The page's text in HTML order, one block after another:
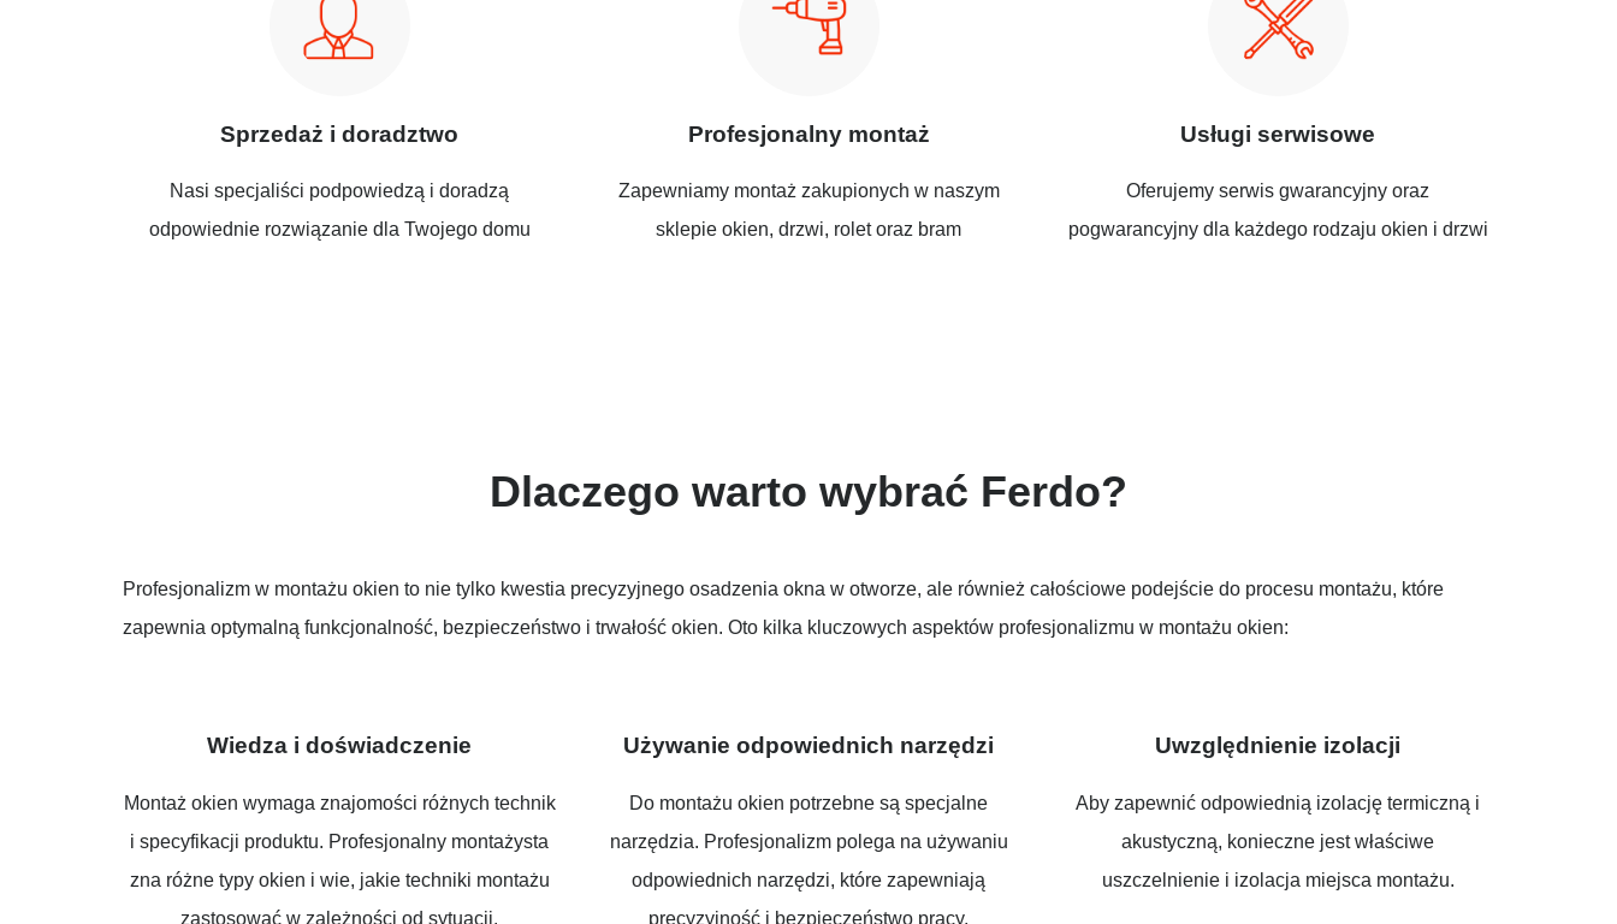
Sprzedaż i doradztwo
Nasi specjaliści podpowiedzą i doradzą
odpowiednie rozwiązanie dla Twojego domu
Profesjonalny montaż
Zapewniamy montaż zakupionych w naszym
sklepie okien, drzwi, rolet oraz bram
Usługi serwisowe
Oferujemy serwis gwarancyjny oraz
pogwarancyjny dla każdego rodzaju okien i drzwi
Dlaczego warto wybrać Ferdo?
Profesjonalizm w montażu okien to nie tylko kwestia precyzyjnego osadzenia okna w otworze, ale również całościowe podejście do procesu montażu, które
zapewnia optymalną funkcjonalność, bezpieczeństwo i trwałość okien. Oto kilka kluczowych aspektów profesjonalizmu w montażu okien:
Wiedza i doświadczenie
Montaż okien wymaga znajomości różnych technik
i specyfikacji produktu. Profesjonalny montażysta
zna różne typy okien i wie, jakie techniki montażu
zastosować w zależności od sytuacji.
Używanie odpowiednich narzędzi
Do montażu okien potrzebne są specjalne
narzędzia. Profesjonalizm polega na używaniu
odpowiednich narzędzi, które zapewniają
precyzyjność i bezpieczeństwo pracy.
Uwzględnienie izolacji
Aby zapewnić odpowiednią izolację termiczną i
akustyczną, konieczne jest właściwe
uszczelnienie i izolacja miejsca montażu.